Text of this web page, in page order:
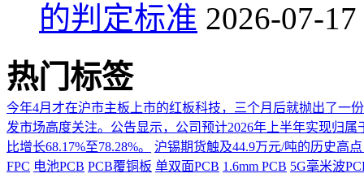
的判定标准 2026-07-17
热门标签
今年4月才在沪市主板上市的红板科技，三个月后就抛出了一
发市场高度关注。公告显示，公司预计2026年上半年实现归
比增长68.17%至78.28%。
沪锡期货触及44.9万元/吨的历史高
FPC 电池PCB PCB覆铜板 单双面PCB 1.6mm PCB 5G毫米波